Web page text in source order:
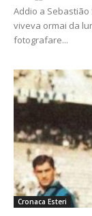
Addio a
viveva ormai da
fotografare...
Cronaca Esteri